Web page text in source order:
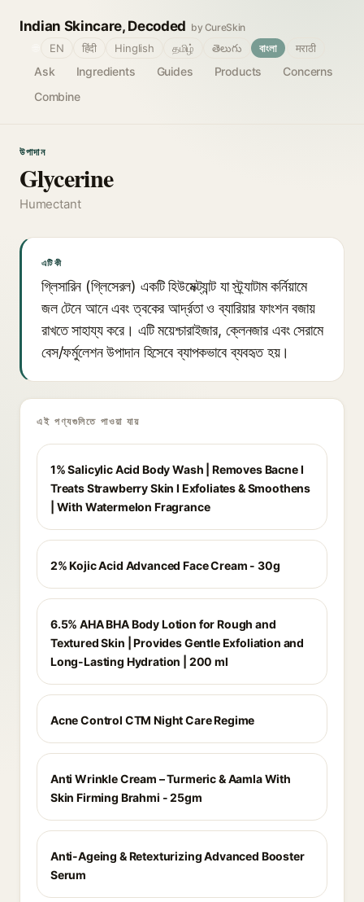
Indian Skincare, Decoded by CureSkin
Ask Ingredients Guides Products
Concerns
Combine
EN हिंदी Hinglish தமிழ் తెలుగు বাংলা मराठी
উপাদান
Glycerine
Humectant
এটি কী
গ্লিসারিন (গ্লিসেরল) একটি হিউমেক্ট্যান্ট যা স্ট্র্যাটাম কর্নিয়ামে
জল টেনে আনে এবং ত্বকের আর্দ্রতা ও ব্যারিয়ার ফাংশন বজায়
রাখতে সাহায্য করে। এটি ময়েশ্চারাইজার, ক্লেনজার এবং সেরামে
বেস/ফর্মুলেশন উপাদান হিসেবে ব্যাপকভাবে ব্যবহৃত হয়।
এই পণ্যগুলিতে পাওয়া যায়
1% Salicylic Acid Body Wash | Removes Bacne I
Treats Strawberry Skin I Exfoliates & Smoothens
| With Watermelon Fragrance
2% Kojic Acid Advanced Face Cream - 30g
6.5% AHA BHA Body Lotion for Rough and
Textured Skin | Provides Gentle Exfoliation and
Long-Lasting Hydration | 200 ml
Acne Control CTM Night Care Regime
Anti Wrinkle Cream – Turmeric & Aamla With
Skin Firming Brahmi - 25gm
Anti-Ageing & Retexturizing Advanced Booster
Serum